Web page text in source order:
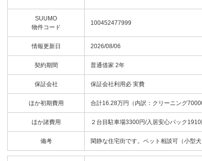
SUUMO
物件コード
100452477999
情報更新日 2026/08/06
契約期間 普通借家 2年
保証会社 保証会社利用必 実費
ほか初期費用 合計16.28万円（内訳：クリーニング
ほか諸費用 ２台目駐車場3300円/入居安心パック1910
備考 閑静な住宅街です。ペット相談可（小型